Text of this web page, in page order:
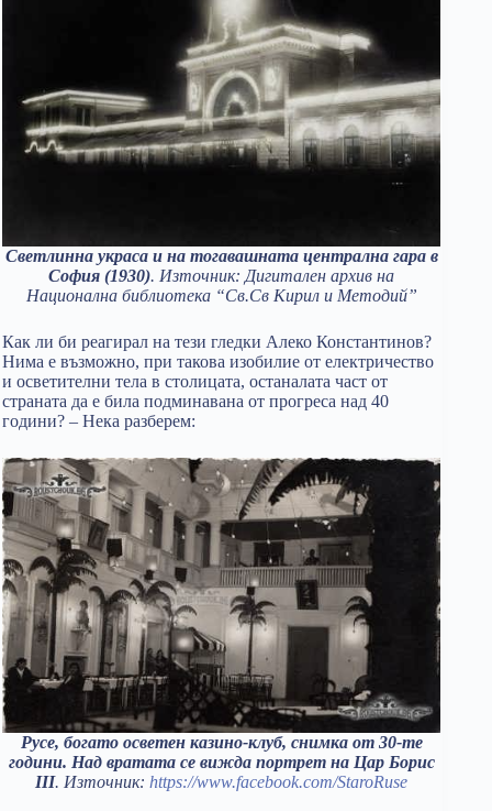
Светлинна украса и на тогавашната централна гара в
София (1930). Източник: Дигитален архив на
Национална библиотека “Св.Св Кирил и Методий”
Как ли би реагирал на тези гледки Алеко Константинов?
Нима е възможно, при такова изобилие от електричество
и осветителни тела в столицата, останалата част от
страната да е била подминавана от прогреса над 40
години? – Нека разберем:
Русе, богато осветен казино-клуб, снимка от 30-те
години. Над вратата се вижда портрет на Цар Борис
III. Източник:https://www.facebook.com/StaroRuse